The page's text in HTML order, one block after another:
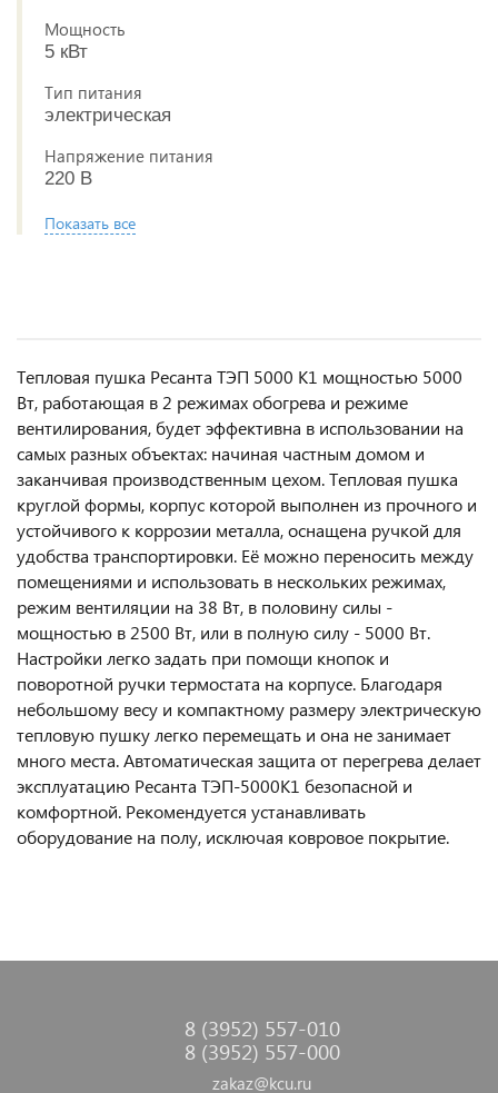
Мощность
5 кВт
Тип питания
электрическая
Напряжение питания
220 В
Показать все
Тепловая пушка Ресанта ТЭП 5000 K1 мощностью 5000
Вт, работающая в 2 режимах обогрева и режиме
вентилирования, будет эффективна в использовании на
самых разных объектах: начиная частным домом и
заканчивая производственным цехом. Тепловая пушка
круглой формы, корпус которой выполнен из прочного и
устойчивого к коррозии металла, оснащена ручкой для
удобства транспортировки. Её можно переносить между
помещениями и использовать в нескольких режимах,
режим вентиляции на 38 Вт, в половину силы -
мощностью в 2500 Вт, или в полную силу - 5000 Вт.
Настройки легко задать при помощи кнопок и
поворотной ручки термостата на корпусе. Благодаря
небольшому весу и компактному размеру электрическую
тепловую пушку легко перемещать и она не занимает
много места. Автоматическая защита от перегрева делает
эксплуатацию Ресанта ТЭП-5000К1 безопасной и
комфортной. Рекомендуется устанавливать
оборудование на полу, исключая ковровое покрытие.
8 (3952) 557-010
8 (3952) 557-000
zakaz@kcu.ru